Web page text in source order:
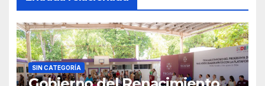
SIN CATEGORÍA